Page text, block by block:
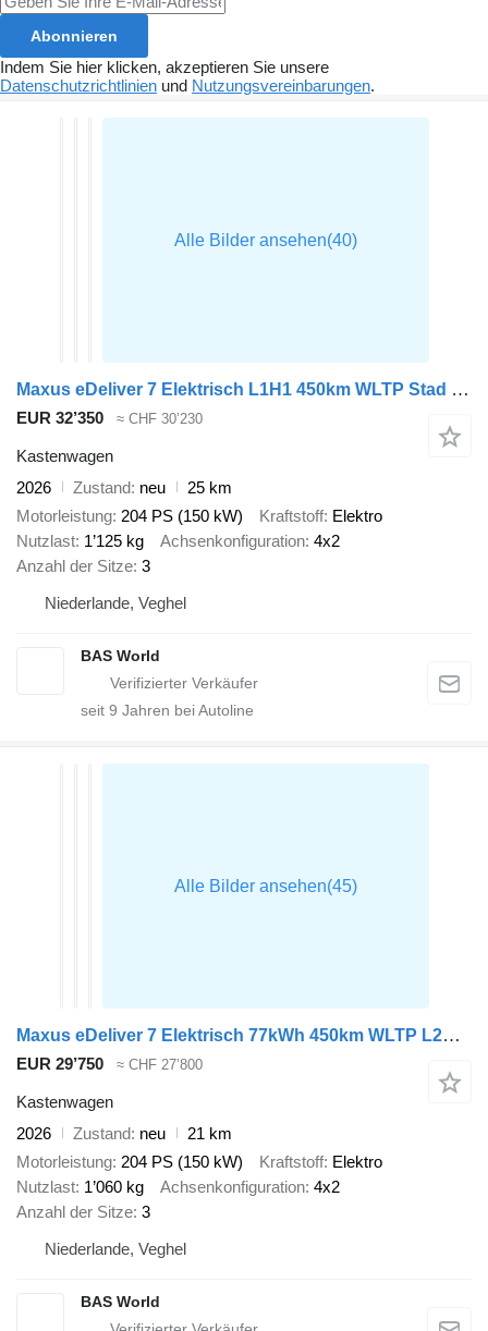
Abonnieren
Indem Sie hier klicken, akzeptieren Sie unsere
Datenschutzrichtlinien und Nutzungsvereinbarungen.
Maxus eDeliver 7 Elektrisch L1H1 450km WLTP Stad 77kWh 204PK Snelladen
EUR 32’350 ≈ CHF 30’230
Kastenwagen
2026
Zustand neu
25 km
Motorleistung 204 PS (150 kW) Kraftstoff Elektro
Nutzlast 1’125 kg Achsenkonfiguration 4x2
Anzahl der Sitze 3
Niederlande, Veghel
BAS World
seit 9 Jahren bei Autoline
Maxus eDeliver 7 Elektrisch 77kWh 450km WLTP L2H1 Snelladen LED ACC Ca
EUR 29’750 ≈ CHF 27’800
Kastenwagen
2026
Zustand neu
21 km
Motorleistung 204 PS (150 kW) Kraftstoff Elektro
Nutzlast 1’060 kg Achsenkonfiguration 4x2
Anzahl der Sitze 3
Niederlande, Veghel
BAS World